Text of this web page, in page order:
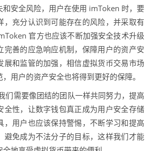
和安全风险，用户在使用 imToken 时，要
，充分认识到可能存在的风险，并采取有
官方也应该不断加强安全技术升级
完善的应急响应机制，保障用户的资产安
展和监管的加强，相信虚拟货币交易市场
用户的资产安全也将得到更好的保障。
们需要像团结的团队一样共同努力，提高
全性，让数字钱包真正成为用户安全存储
，用户也应该保持警惕，不断学习和提高
避免成为不法分子的目标，这样我们才能